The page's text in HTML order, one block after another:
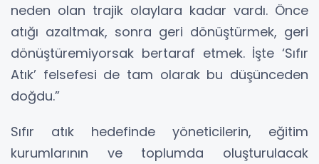
neden olan trajik olaylara kadar vardı. Önce
atığı azaltmak, sonra geri dönüştürmek, geri
dönüştüremiyorsak bertaraf etmek. İşte ‘Sıfır
Atık’ felsefesi de tam olarak bu düşünceden
doğdu.”
Sıfır atık hedefinde yöneticilerin, eğitim
kurumlarının ve toplumda oluşturulacak